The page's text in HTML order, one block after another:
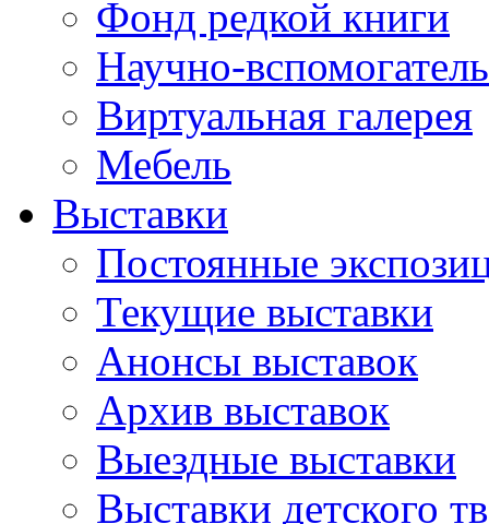
Фонд редкой книги
Научно-
Виртуальная галерея
Мебель
Выставки
Постоянные
Текущие выставки
Анонсы выставок
Архив выставок
Выездные выставки
Выставки детского